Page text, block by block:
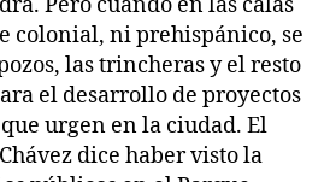
colonial, ni prehispánico, se
las trincheras y el resto
el desarrollo de proyectos
urgen en la ciudad. El
dice haber visto la